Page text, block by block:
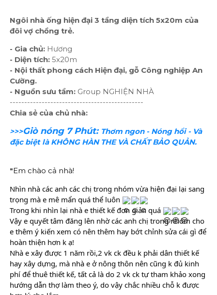
Ngôi nhà ống hiện đại 3 tầng diện tích 5x20m của
đôi vợ chồng trẻ.
- Gia chủ: Hương
- Diện tích: 5x20m
- Nội thất phong cách Hiện đại, gỗ Công nghiệp An
Cường.
- Nguồn sưu tầm: Group NGHIỆN NHÀ
----------------------------------------------
Chia sẻ của chủ nhà:
>>>Giò nóng 7 Phút: Thơm ngon - Nóng hổi - Và
đặc biệt là KHÔNG HÀN THE VÀ CHẤT BẢO QUẢN.
"Em chào cả nhà!
Nhìn nhà các anh các chị trong nhóm vừa hiện đại lại sang
trọng mà e mê mẩn quá thể luôn
Trong khi nhìn lại nhà e thiết kế đơn giản quá
Vậy e quyết tâm đăng lên nhờ các anh chị trong nhóm cho
e thêm ý kiến xem có nên thêm hay bớt chỉnh sửa cái gì để
hoàn thiện hơn k ạ!
Nhà e xây được 1 năm rồi,2 vk ck đều k phải dân thiết kế
hay xây dựng, mà nhà e ở nông thôn nên cũng k đủ kinh
phí để thuê thiết kế, tất cả là do 2 vk ck tự tham khảo xong
hướng dẫn thợ làm theo ý, do vậy chắc nhiều chỗ k được